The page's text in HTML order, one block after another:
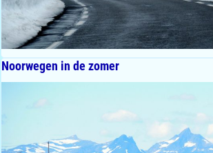
Noorwegen in de zomer